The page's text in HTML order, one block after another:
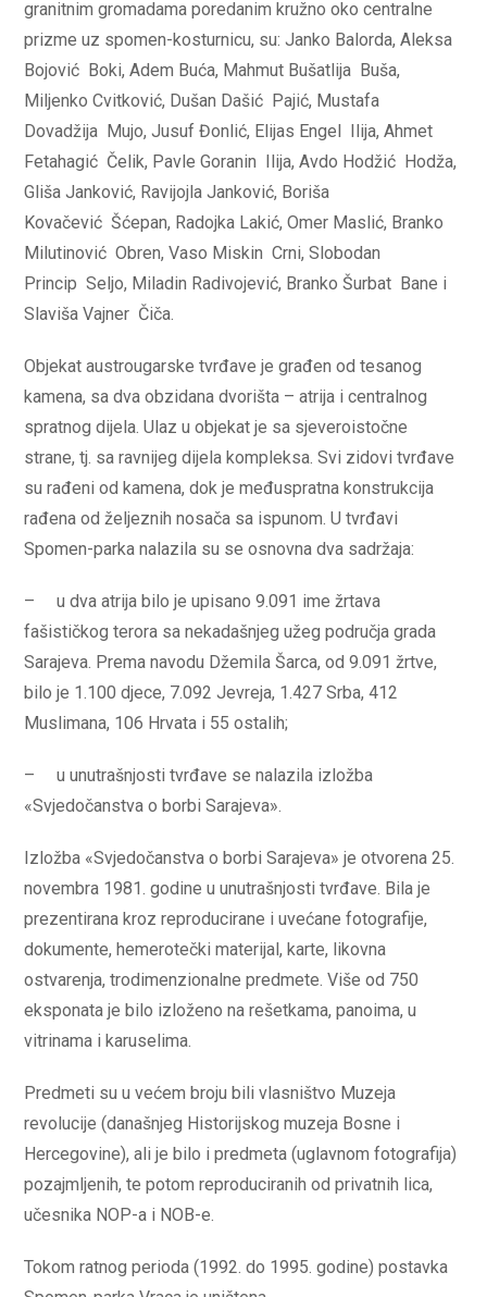
granitnim gromadama poredanim kružno oko centralne
prizme uz spomen-kosturnicu, su: Janko Balorda, Aleksa
Bojović Boki, Adem Buća, Mahmut Bušatlija Buša,
Miljenko Cvitković, Dušan Dašić Pajić, Mustafa
Dovadžija Mujo, Jusuf Đonlić, Elijas Engel Ilija, Ahmet
Fetahagić Čelik, Pavle Goranin Ilija, Avdo Hodžić Hodža,
Gliša Janković, Ravijojla Janković, Boriša
Kovačević Šćepan, Radojka Lakić, Omer Maslić, Branko
Milutinović Obren, Vaso Miskin Crni, Slobodan
Princip Seljo, Miladin Radivojević, Branko Šurbat Bane i
Slaviša Vajner Čiča.
Objekat austrougarske tvrđave je građen od tesanog
kamena, sa dva obzidana dvorišta – atrija i centralnog
spratnog dijela. Ulaz u objekat je sa sjeveroistočne
strane, tj. sa ravnijeg dijela kompleksa. Svi zidovi tvrđave
su rađeni od kamena, dok je međuspratna konstrukcija
rađena od željeznih nosača sa ispunom. U tvrđavi
Spomen-parka nalazila su se osnovna dva sadržaja:
– u dva atrija bilo je upisano 9.091 ime žrtava
fašističkog terora sa nekadašnjeg užeg područja grada
Sarajeva. Prema navodu Džemila Šarca, od 9.091 žrtve,
bilo je 1.100 djece, 7.092 Jevreja, 1.427 Srba, 412
Muslimana, 106 Hrvata i 55 ostalih;
– u unutrašnjosti tvrđave se nalazila izložba
«Svjedočanstva o borbi Sarajeva».
Izložba «Svjedočanstva o borbi Sarajeva» je otvorena 25.
novembra 1981. godine u unutrašnjosti tvrđave. Bila je
prezentirana kroz reproducirane i uvećane fotografije,
dokumente, hemerotečki materijal, karte, likovna
ostvarenja, trodimenzionalne predmete. Više od 750
eksponata je bilo izloženo na rešetkama, panoima, u
vitrinama i karuselima.
Predmeti su u većem broju bili vlasništvo Muzeja
revolucije (današnjeg Historijskog muzeja Bosne i
Hercegovine), ali je bilo i predmeta (uglavnom fotografija)
pozajmljenih, te potom reproduciranih od privatnih lica,
učesnika NOP-a i NOB-e.
Tokom ratnog perioda (1992. do 1995. godine) postavka